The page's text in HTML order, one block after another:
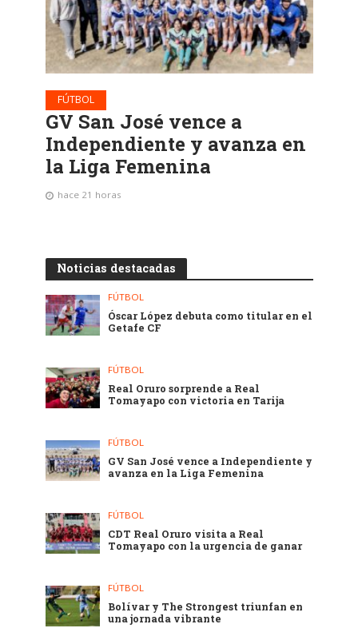
FÚTBOL
GV San José vence a
Independiente y avanza en
la Liga Femenina
hace 21 horas
Noticias destacadas
FÚTBOL
Óscar López debuta como titular en el
Getafe CF
FÚTBOL
Real Oruro sorprende a Real
Tomayapo con victoria en Tarija
FÚTBOL
GV San José vence a Independiente y
avanza en la Liga Femenina
FÚTBOL
CDT Real Oruro visita a Real
Tomayapo con la urgencia de ganar
FÚTBOL
Bolívar y The Strongest triunfan en
una jornada vibrante